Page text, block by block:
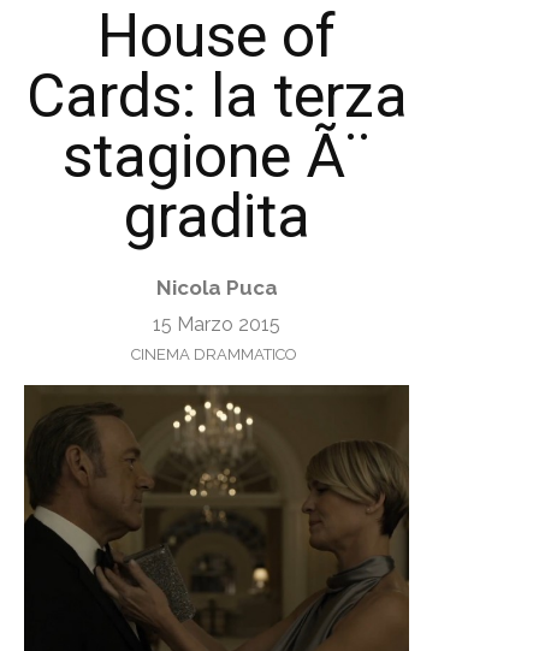
House of
Cards: la terza
stagione Ã¨
gradita
Nicola Puca
15 Marzo 2015
CINEMA DRAMMATICO